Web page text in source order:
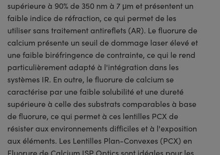
supérieure à 90% de 350 nm à 7 μm et présentent un
faible indice de réfraction, ce qui permet de les
utiliser sans traitement antireflets (AR). Le fluorure de
calcium présente un seuil de dommage laser élevé et
une faible biréfringence de contrainte, ce qui le rend
particulièrement adapté à l'intégration dans les
systèmes IR. En outre, le fluorure de calcium se
caractérise par une faible solubilité et une dureté
supérieure à celle des substrats comparables à base
de fluorure, ce qui permet à ces lentilles PCX de
résister aux environnements difficiles et à l'exposition
aux éléments. Les Lentilles Plan-Convexes (PCX) en
Fluorure de Calcium ISP Optics sont idéales pour les